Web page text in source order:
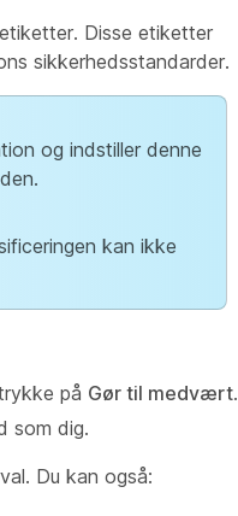
Disse etiketter
sikkerhedsstandarder.
og indstiller denne
kan ikke
på Gør til medvært.
som dig.
Du kan også: